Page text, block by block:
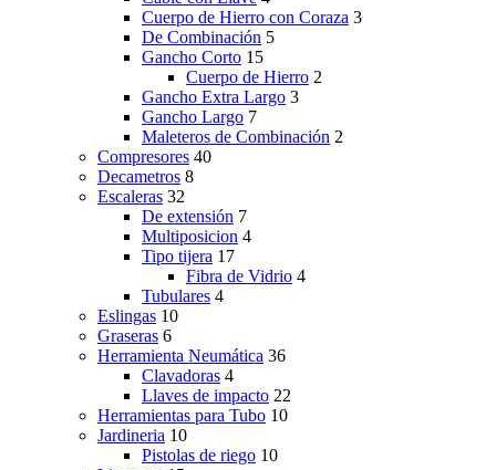
Cuerpo de Hierro con Coraza 3
De Combinación 5
Gancho Corto 15
Cuerpo de Hierro 2
Gancho Extra Largo 3
Gancho Largo 7
Maleteros de Combinación 2
Compresores 40
Decametros 8
Escaleras 32
De extensión 7
Multiposicion 4
Tipo tijera 17
Fibra de Vidrio 4
Tubulares 4
Eslingas 10
Graseras 6
Herramienta Neumática 36
Clavadoras 4
Llaves de impacto 22
Herramientas para Tubo 10
Jardineria 10
Pistolas de riego 10